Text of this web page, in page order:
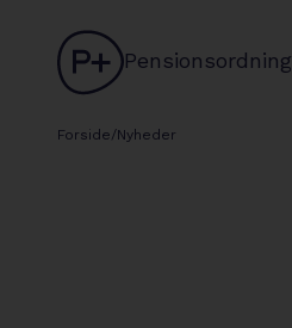
logo
Pensionsordning
Forside/Nyheder